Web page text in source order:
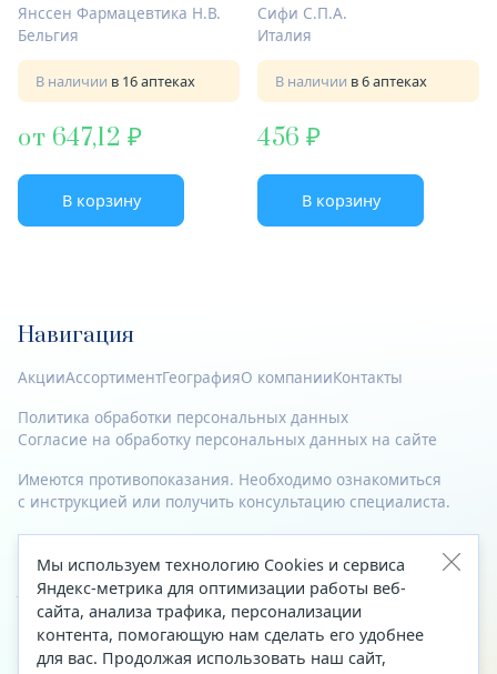
Янссен Фармацевтика Н.В.
Бельгия
В наличии в 16 аптеках
от 647,12
В корзину
Сифи С.П.А.
Италия
В наличии в 6 аптеках
456
В корзину
Навигация
АкцииАссортиментГеографияО компанииКонтакты
Политика обработки персональных данных
Согласие на обработку персональных данных на сайте
Имеются противопоказания. Необходимо ознакомиться
с инструкцией или получить консультацию специалиста.
© 2023—2026 Все права защищены.
Адрес
Архангельск, ул. Папанина, д. 19 (вход в здание со стороны
автоцентра «Тойота»)
Мы используем технологию Cookies и сервиса
Яндекс-метрика для оптимизации работы веб-
сайта, анализа трафика, персонализации
контента, помогающую нам сделать его удобнее
для вас. Продолжая использовать наш сайт,